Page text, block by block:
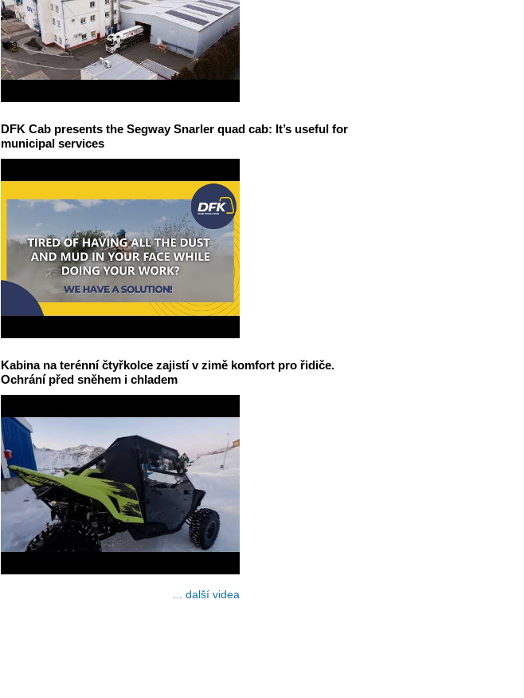
DFK Cab presents the Segway Snarler quad cab: It’s useful for
municipal services
Kabina na terénní čtyřkolce zajistí v zimě komfort pro řidiče.
Ochrání před sněhem i chladem
... další videa